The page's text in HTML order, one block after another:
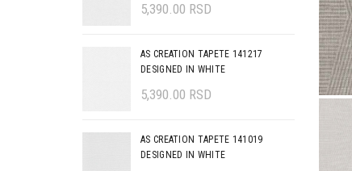
5,390.00 RSD
AS CREATION TAPETE 141217
DESIGNED IN WHITE
5,390.00 RSD
AS CREATION TAPETE 141019
DESIGNED IN WHITE